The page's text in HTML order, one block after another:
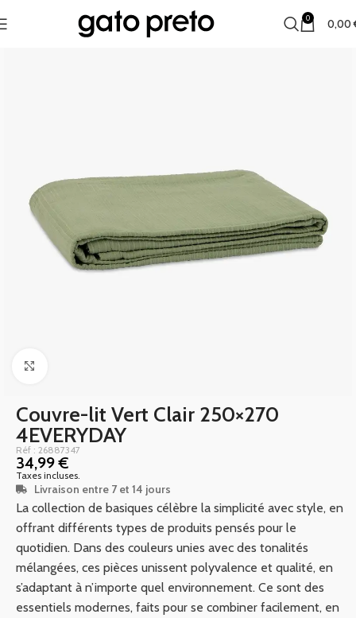
0 0,00
Couvre-lit Vert Clair 250×270
4EVERYDAY
Réf : 26887347
34,99€
Taxes incluses.
Livraison entre 7 et 14 jours
La collection de basiques célèbre la simplicité avec style, en
offrant différents types de produits pensés pour le
quotidien. Dans des couleurs unies avec des tonalités
mélangées, ces pièces unissent polyvalence et qualité, en
s’adaptant à n’importe quel environnement. Ce sont des
essentiels modernes, faits pour se combiner facilement, en